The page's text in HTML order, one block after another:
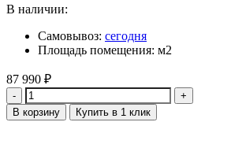
В наличии:
Самовывоз: сегодня
Площадь помещения: м2
87 990 ₽
Количество
В корзину Купить в 1 клик